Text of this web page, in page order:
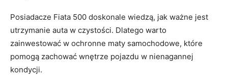
Posiadacze ​Fiata 500 doskonale wiedzą, jak ważne⁣ jest
utrzymanie auta‍ w czystości. Dlatego warto⁢
zainwestować w ochronne maty ⁤samochodowe, które
pomogą zachować wnętrze pojazdu ‌w nienagannej
⁤kondycji.